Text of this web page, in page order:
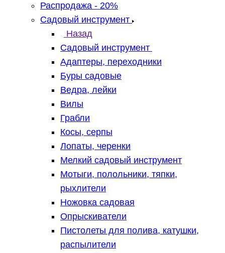
Распродажа - 20%
Садовый инструмент
Назад
Садовый инструмент
Адаптеры, переходники
Буры садовые
Ведра, лейки
Вилы
Грабли
Косы, серпы
Лопаты, черенки
Мелкий садовый инструмент
Мотыги, полольники, тяпки,
рыхлители
Ножовка садовая
Опрыскиватели
Пистолеты для полива, катушки,
распылители